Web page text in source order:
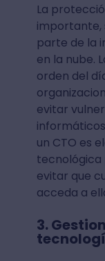
La
importante,
parte de la
en la nube.
orden del
evitar
un CTO es
tecnológica
evitar que
acceda a
3.